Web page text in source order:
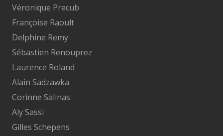
Véronique Precub
Françoise Raoult
Delphine Remy
Sébastien Renouprez
Laurence Roland
Alain Sadzawka
Corinne Salinas
Aly Sassi
Gilles Schepens